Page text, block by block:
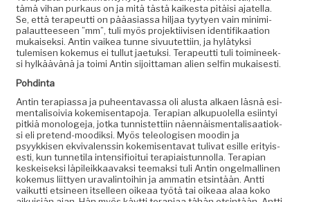
tämä vihan purkaus on ja mitä tästä kaikesta pitäisi ajatel­la.
Se, että ter­apeut­ti on pääasi­as­sa hil­jaa tyy­tyen vain min­imi­
palaut­teeseen ”mm”, tuli myös pro­jek­ti­ivisen iden­ti­fikaa­tion
mukaisek­si. Antin vaikea tunne sivu­utet­ti­in, ja hylä­tyk­si
tulemisen koke­mus ei tul­lut jae­tuk­si. Ter­apeut­ti tuli toim­i­neek­
si hylkäävänä ja toi­mi Antin sijoit­ta­man alien self­in mukaisesti.
Pohd­in­ta
Antin ter­api­as­sa ja puheen­tavas­sa oli alus­ta alka­en läs­nä esi­
men­tal­isoivia kokemisen­tapo­ja. Ter­api­an alkupuolel­la esi­in­tyi
pitk­iä monolo­ge­ja, jot­ka tun­nis­tet­ti­in näen­näis­men­tal­isaa­tiok­
si eli pre­tend-mood­ik­si. Myös tele­ol­o­gisen mood­in ja
psyykkisen ekvi­valenssin kokemisen­ta­vat tuli­vat esille eri­tyis­
es­ti, kun tun­neti­la inten­si­fioi­tui ter­api­ais­tun­nol­la. Ter­api­an
keskeisek­si läpileikkaavak­si teemak­si tuli Antin ongel­malli­nen
koke­mus liit­tyen uraval­in­toi­hin ja ammatin etsin­tään. Antti
vaikut­ti etsi­neen itselleen oikeaa työtä tai oikeaa alaa koko